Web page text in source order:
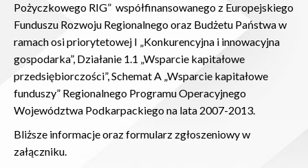
Pożyczkowego RIG” współfinansowanego z Europejskiego
Funduszu Rozwoju Regionalnego oraz Budżetu Państwa w
ramach osi priorytetowej I „Konkurencyjna i innowacyjna
gospodarka”, Działanie 1.1 „Wsparcie kapitałowe
przedsiębiorczości”, Schemat A „Wsparcie kapitałowe
funduszy” Regionalnego Programu Operacyjnego
Województwa Podkarpackiego na lata 2007-2013.
Bliższe informacje oraz formularz zgłoszeniowy w
załączniku.